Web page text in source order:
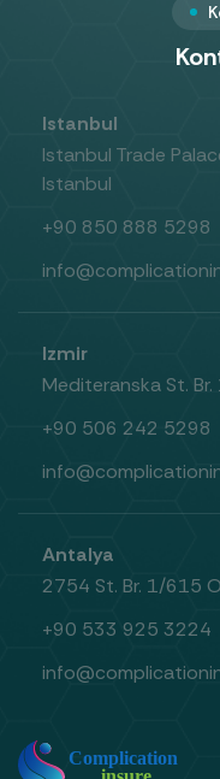
Istanbul
Istanbul Trade
Istanbul
+90 850 888 5298
Izmir
Mediteranska St.
+90 506 242 5298
Antalya
2754 St. Br. 1/615
+90 533 925 3224